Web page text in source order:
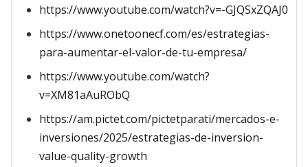
https://www.youtube.com/watch?v=-GJQSxZQAJ0
https://www.onetoonecf.com/es/estrategias-
para-aumentar-el-valor-de-tu-empresa/
https://www.youtube.com/watch?
v=XM81aAuRObQ
https://am.pictet.com/pictetparati/mercados-e-
inversiones/2025/estrategias-de-inversion-
value-quality-growth